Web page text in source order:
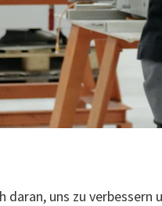
daran, uns zu